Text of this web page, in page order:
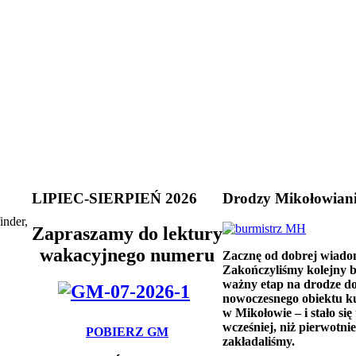
LIPIEC-SIERPIEŃ 2026
Zapraszamy do lektury
wakacyjnego numeru
POBIERZ GM
Drodzy
Zacznę od dobrej
Zakończyliśmy kolejny
ważny etap na drodze
nowoczesnego obiektu
w Mikołowie – i stało się
wcześniej, niż pierwotnie
zakładaliśmy.